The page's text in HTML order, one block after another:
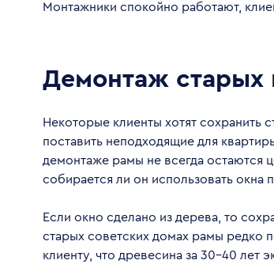
Монтажники спокойно работают,
Демонтаж старых
Некоторые клиенты хотят сохранить
поставить неподходящие для
демонтаже рамы не всегда остаются
собирается ли он использовать окна
Если окно сделано из дерева, то
старых советских домах рамы редко
клиенту, что древесина за 30–40 лет